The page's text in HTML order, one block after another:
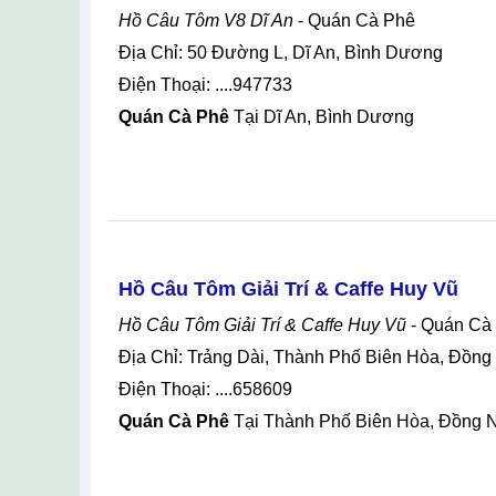
Hồ Câu Tôm V8 Dĩ An - Quán Cà Phê
Địa Chỉ: 50 Đường L, Dĩ An, Bình Dương
Điện Thoại: ....947733
Quán Cà Phê Tại Dĩ An, Bình Dương
Hồ Câu Tôm Giải Trí & Caffe Huy Vũ
Hồ Câu Tôm Giải Trí & Caffe Huy Vũ - Quán Cà
Địa Chỉ: Trảng Dài, Thành Phố Biên Hòa, Đồng
Điện Thoại: ....658609
Quán Cà Phê Tại Thành Phố Biên Hòa, Đồng